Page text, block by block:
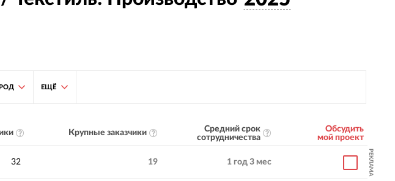
ЕЩЁ
Крупные заказчики
Средний срок
сотрудничества
Обсудить
мой проект
32 19 1 год 3 мес РЕКЛАМА